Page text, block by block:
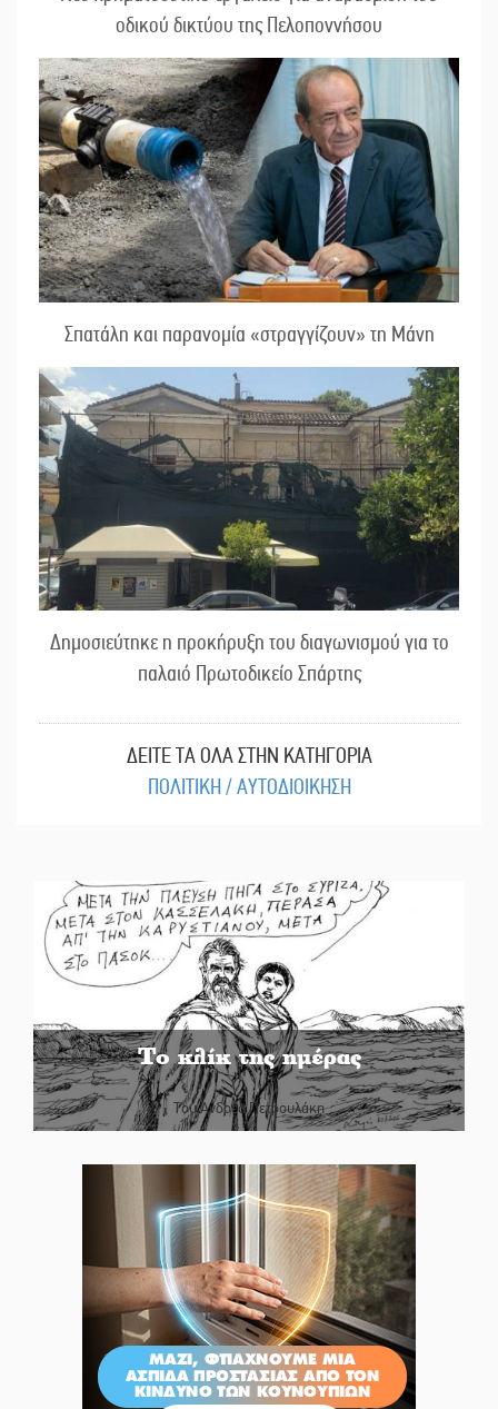
οδικού δικτύου της Πελοποννήσου
Σπατάλη και παρανομία «στραγγίζουν» τη Μάνη
Δημοσιεύτηκε η προκήρυξη του διαγωνισμού για το
παλαιό Πρωτοδικείο Σπάρτης
ΔΕΙΤΕ ΤΑ ΟΛΑ ΣΤΗΝ ΚΑΤΗΓΟΡΙΑ
ΠΟΛΙΤΙΚΗ / ΑΥΤΟΔΙΟΙΚΗΣΗ
Το κλίκ της ημέρας
Του Ανδρέα Πετρουλάκη